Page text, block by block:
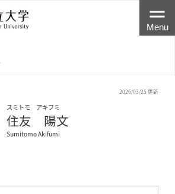
Menu
2026/03/25 更新
スミトモ アキフミ
住友 陽文
Sumitomo Akifumi